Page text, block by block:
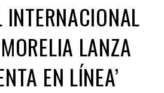
INTERNACIONAL
LANZA
EN LÍNEA’